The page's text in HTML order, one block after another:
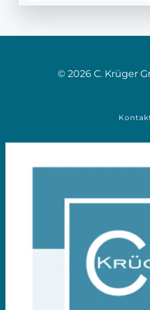
© 2026 C. Krüger